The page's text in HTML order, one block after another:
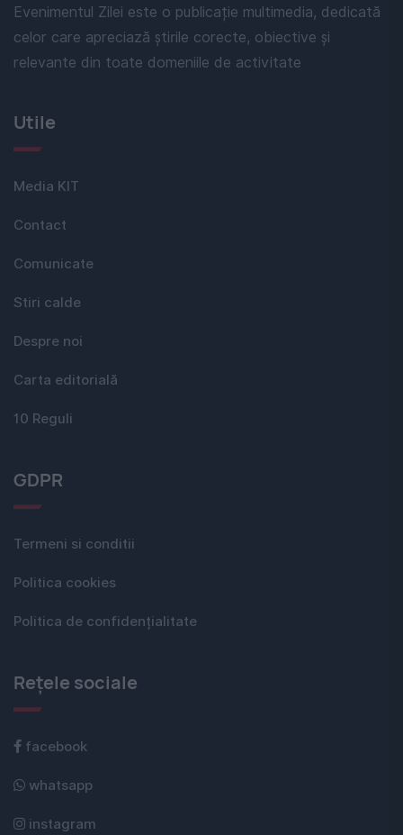
Evenimentul Zilei este o publicație multimedia, dedicată
celor care apreciază știrile corecte, obiective și
relevante din toate domeniile de activitate
Utile
Media KIT
Contact
Comunicate
Stiri calde
Despre noi
Carta editorială
10 Reguli
GDPR
Termeni si conditii
Politica cookies
Politica de confidențialitate
Rețele sociale
facebook
whatsapp
instagram